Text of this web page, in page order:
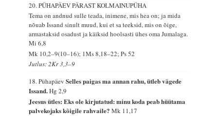
20. PÜHAPÄEV PÄRAST KOLMAINUPÜHA
Tema on andnud sulle teada, inimene, mis hea on; ja mida
nõuab Issand sinult muud, kui et sa teeksid, mis on õige,
armastaksid osadust ja käiksid hoolsasti ühes oma Jumalaga.
Mi 6,8
Mk 10,2–9(10–16); 1Ms 8,18–22; Ps 52
Jutlus: 2Kr 3,3–9
18. PühapäevSelles paigas ma annan rahu, ütleb vägede
Issand.Hg 2,9
Jeesus ütles: Eks ole kirjutatud: minu koda peab hüütama
palvekojaks kõigile rahvaile?Mk 11,17